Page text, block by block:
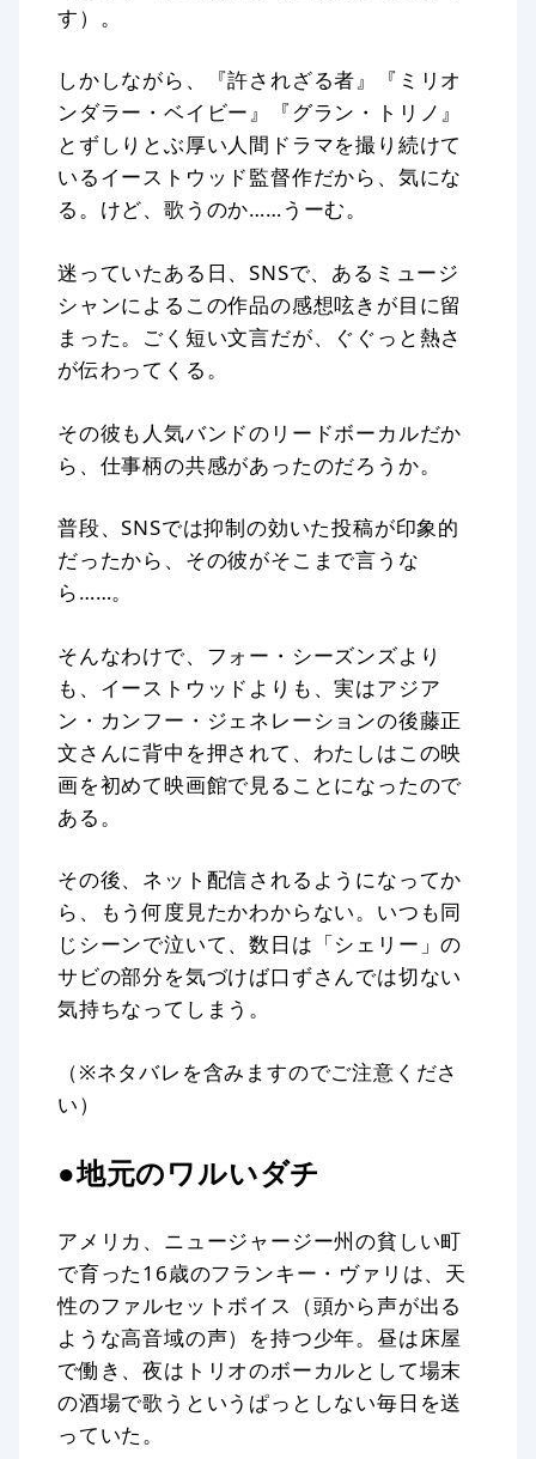
す）。
しかしながら、『許されざる者』『ミリオ
ンダラー・ベイビー』『グラン・トリノ』
とずしりとぶ厚い人間ドラマを撮り続けて
いるイーストウッド監督作だから、気にな
る。けど、歌うのか……うーむ。
迷っていたある日、SNSで、あるミュージ
シャンによるこの作品の感想呟きが目に留
まった。ごく短い文言だが、ぐぐっと熱さ
が伝わってくる。
その彼も人気バンドのリードボーカルだか
ら、仕事柄の共感があったのだろうか。
普段、SNSでは抑制の効いた投稿が印象的
だったから、その彼がそこまで言うな
ら……。
そんなわけで、フォー・シーズンズより
も、イーストウッドよりも、実はアジア
ン・カンフー・ジェネレーションの後藤正
文さんに背中を押されて、わたしはこの映
画を初めて映画館で見ることになったので
ある。
その後、ネット配信されるようになってか
ら、もう何度見たかわからない。いつも同
じシーンで泣いて、数日は「シェリー」の
サビの部分を気づけば口ずさんでは切ない
気持ちなってしまう。
（※ネタバレを含みますのでご注意くださ
い）
●地元のワルいダチ
アメリカ、ニュージャージー州の貧しい町
で育った16歳のフランキー・ヴァリは、天
性のファルセットボイス（頭から声が出る
ような高音域の声）を持つ少年。昼は床屋
で働き、夜はトリオのボーカルとして場末
の酒場で歌うというぱっとしない毎日を送
っていた。